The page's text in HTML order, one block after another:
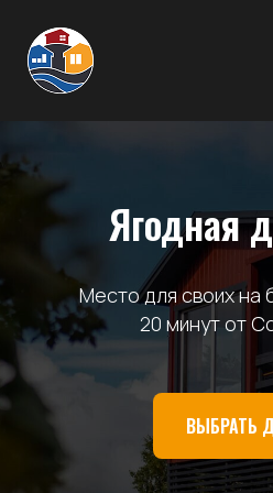
Ягодная
Место для своих на
20 минут от
ВЫБРАТЬ